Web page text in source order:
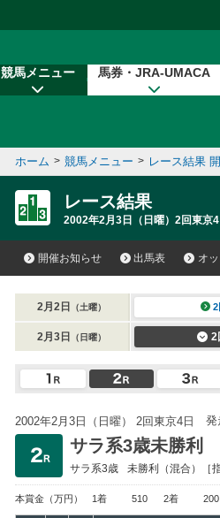
競馬メニュー 馬券・JRA-UMACA
ホーム > 競馬メニュー > レース結果
レース結果
2002年2月3日（日曜）2回東京
開催お知らせ 出馬表 オ
2月2日 （土曜） 2
2月3日 （日曜） 2
2002年2月3日（日曜） 2回東京4日 発
サラ系3歳未勝利
サラ系3歳 未勝利 （混合）［
本賞金 （万円） 1着 510 2着 200